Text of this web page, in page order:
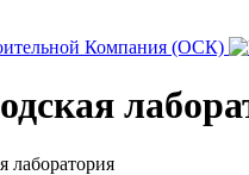
лаборатория